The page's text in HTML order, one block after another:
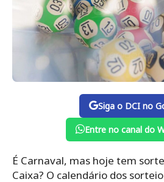
Siga o DCI no
Entre no canal do
É Carnaval, mas hoje tem
Caixa? O calendário dos